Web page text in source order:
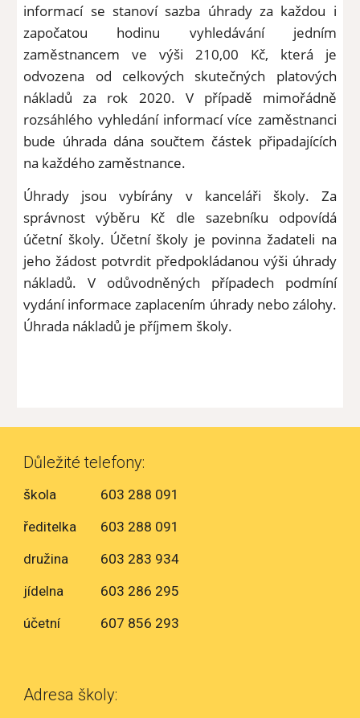
informací se stanoví sazba úhrady za každou i
započatou hodinu vyhledávání jedním
zaměstnancem ve výši 210,00 Kč, která je
odvozena od celkových skutečných platových
nákladů za rok 2020. V případě mimořádně
rozsáhlého vyhledání informací více zaměstnanci
bude úhrada dána součtem částek připadajících
na každého zaměstnance.
Úhrady jsou vybírány v kanceláři školy. Za
správnost výběru Kč dle sazebníku odpovídá
účetní školy. Účetní školy je povinna žadateli na
jeho žádost potvrdit předpokládanou výši úhrady
nákladů. V odůvodněných případech podmíní
vydání informace zaplacením úhrady nebo zálohy.
Úhrada nákladů je příjmem školy.
Důležité telefony:
škola
603 288 091
ředitelka
603 288 091
družina
603 283 934
jídelna
603 286 295
účetní
607 856 293
Adresa školy: